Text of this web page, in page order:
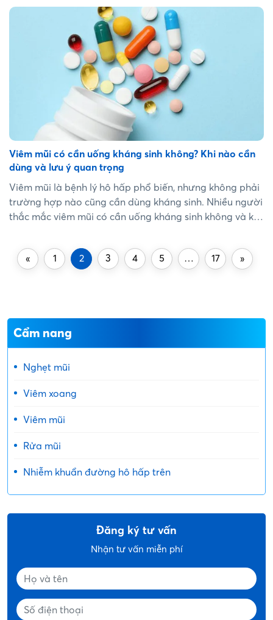
thì không phải ai cũng biết. Bài viết dưới đây sẽ giúp
bạn hiểu rõ cách dùng gừng đúng cách để cải thiện triệu
chứng viêm mũi dị ứng....
Viêm mũi có cần uống kháng sinh không? Khi nào cần
dùng và lưu ý quan trọng
Viêm mũi là bệnh lý hô hấp phổ biến, nhưng không phải
trường hợp nào cũng cần dùng kháng sinh. Nhiều người
thắc mắc viêm mũi có cần uống kháng sinh không và khi
nguyên nhân và cách điều trị sẽ giúp tránh […]...
«
1 2 3 4 5 … 17 »
Cẩm nang
Nghẹt mũi
Viêm xoang
Viêm mũi
Rửa mũi
Nhiễm khuẩn đường hô hấp trên
Đăng ký tư vấn
Nhận tư vấn miễn phí